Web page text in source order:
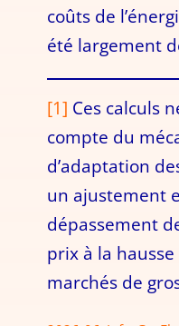
coûts de
été largement
[1] Ces calculs
compte du
d’adaptation
un ajustement
dépassement
prix à la
marchés de